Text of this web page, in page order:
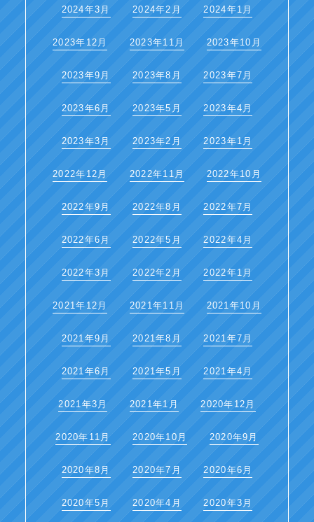
2024年3月 2024年2月 2024年1月
2023年12月 2023年11月 2023年10月
2023年9月 2023年8月 2023年7月
2023年6月 2023年5月 2023年4月
2023年3月 2023年2月 2023年1月
2022年12月 2022年11月 2022年10月
2022年9月 2022年8月 2022年7月
2022年6月 2022年5月 2022年4月
2022年3月 2022年2月 2022年1月
2021年12月 2021年11月 2021年10月
2021年9月 2021年8月 2021年7月
2021年6月 2021年5月 2021年4月
2021年3月 2021年1月 2020年12月
2020年11月 2020年10月 2020年9月
2020年8月 2020年7月 2020年6月
2020年5月 2020年4月 2020年3月